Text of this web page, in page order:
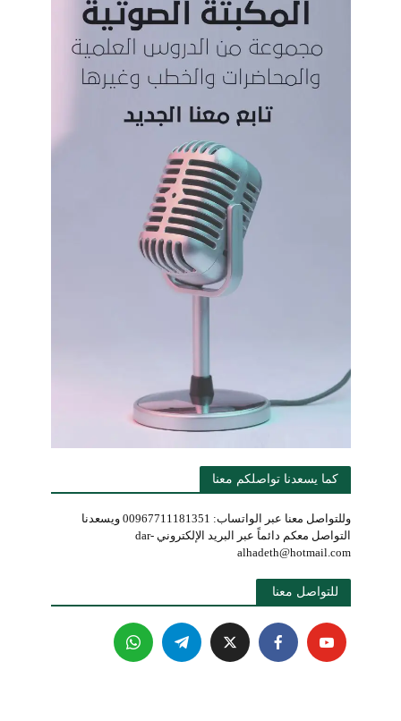
كما يسعدنا تواصلكم معنا
وللتواصل معنا عبر الواتساب: 00967711181351 ويسعدنا
التواصل معكم دائماً عبر البريد الإلكتروني dar-
alhadeth@hotmail.com
للتواصل معنا